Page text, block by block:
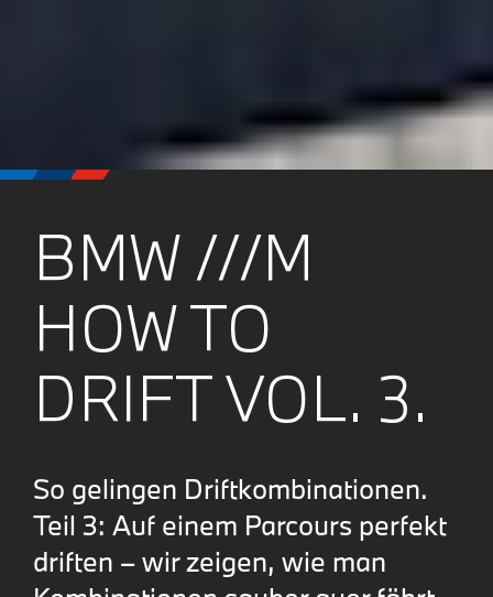
BMW ///M
HOW TO
DRIFT VOL. 3.
So gelingen Driftkombinationen.
Teil 3: Auf einem Parcours perfekt
driften – wir zeigen, wie man